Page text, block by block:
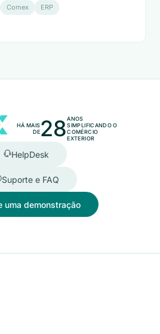
Comex ERP
HÁ MAIS
DE28ANOS
SIMPLIFICANDO O
COMÉRCIO
EXTERIOR
HelpDesk
Suporte e FAQ
uma demonstração